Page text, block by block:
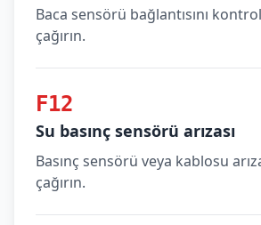
Baca sensörü bağlantısını
çağırın.
F12
Su basınç sensörü arızası
Basınç sensörü veya kablosu
çağırın.